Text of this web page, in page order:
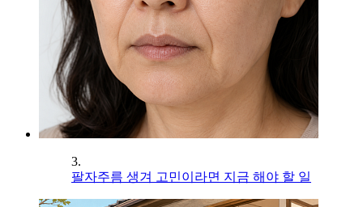
3.
팔자주름 생겨 고민이라면 지금 해야 할 일